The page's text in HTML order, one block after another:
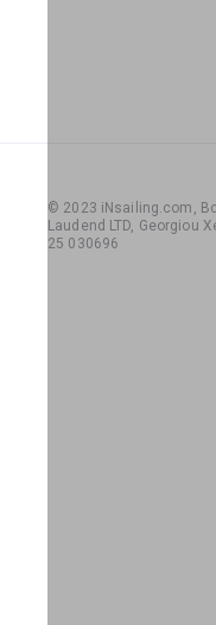
© 2023 iNsailing.com,
Laudend LTD, Georgiou
25 030696